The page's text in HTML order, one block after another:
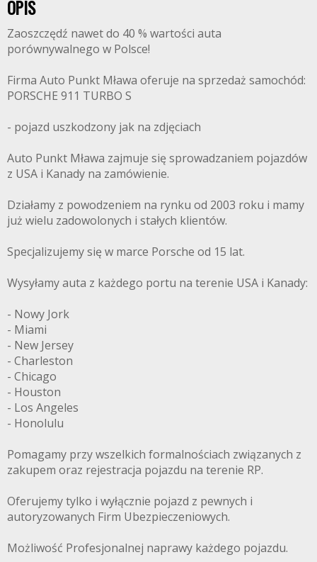
OPIS
Zaoszczędź nawet do 40 % wartości auta
porównywalnego w Polsce!
Firma Auto Punkt Mława oferuje na sprzedaż samochód:
PORSCHE 911 TURBO S
- pojazd uszkodzony jak na zdjęciach
Auto Punkt Mława zajmuje się sprowadzaniem pojazdów
z USA i Kanady na zamówienie.
Działamy z powodzeniem na rynku od 2003 roku i mamy
już wielu zadowolonych i stałych klientów.
Specjalizujemy się w marce Porsche od 15 lat.
Wysyłamy auta z każdego portu na terenie USA i Kanady:
- Nowy Jork
- Miami
- New Jersey
- Charleston
- Chicago
- Houston
- Los Angeles
- Honolulu
Pomagamy przy wszelkich formalnościach związanych z
zakupem oraz rejestracja pojazdu na terenie RP.
Oferujemy tylko i wyłącznie pojazd z pewnych i
autoryzowanych Firm Ubezpieczeniowych.
Możliwość Profesjonalnej naprawy każdego pojazdu.